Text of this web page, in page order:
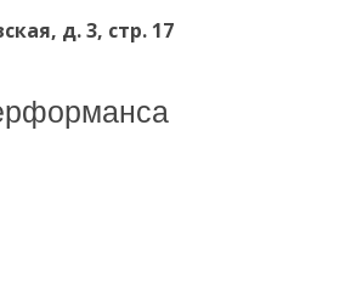
д. 3, стр. 17